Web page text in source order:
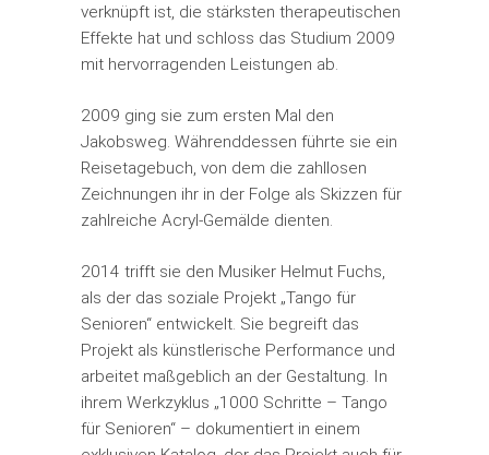
verknüpft ist, die stärksten therapeutischen
Effekte hat und schloss das Studium 2009
mit hervorragenden Leistungen ab.
2009 ging sie zum ersten Mal den
Jakobsweg. Währenddessen führte sie ein
Reisetagebuch, von dem die zahllosen
Zeichnungen ihr in der Folge als Skizzen für
zahlreiche Acryl-Gemälde dienten.
2014 trifft sie den Musiker Helmut Fuchs,
als der das soziale Projekt „Tango für
Senioren“ entwickelt. Sie begreift das
Projekt als künstlerische Performance und
arbeitet maßgeblich an der Gestaltung. In
ihrem Werkzyklus „1000 Schritte – Tango
für Senioren“ – dokumentiert in einem